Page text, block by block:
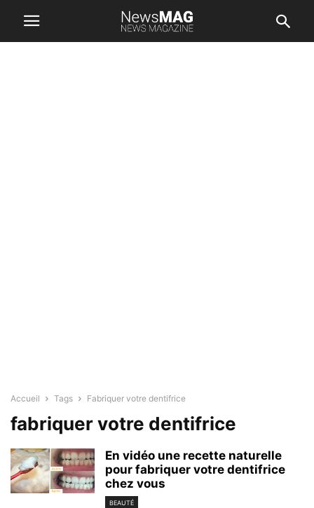
Accueil Tags Fabriquer votre dentifrice
fabriquer votre dentifrice
En vidéo une recette naturelle
pour fabriquer votre dentifrice
chez vous
BEAUTÉ